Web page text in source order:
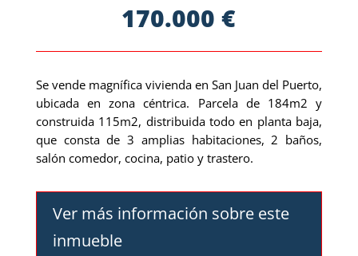
170.000 €
Se vende magnífica vivienda en San Juan del Puerto,
ubicada en zona céntrica. Parcela de 184m2 y
construida 115m2, distribuida todo en planta baja,
que consta de 3 amplias habitaciones, 2 baños,
salón comedor, cocina, patio y trastero.
Ver más información sobre este
inmueble